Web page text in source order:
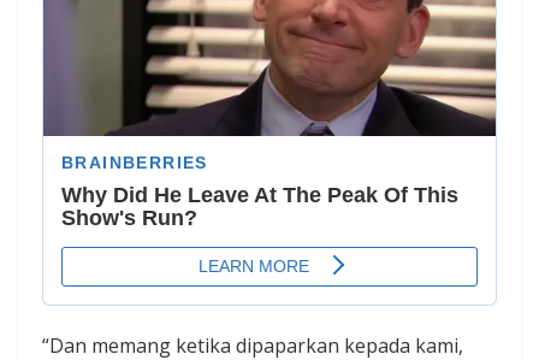
“Dan memang ketika dipaparkan kepada kami,